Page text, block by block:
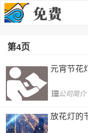
第4页
元宵节花
公司简介
放花灯的